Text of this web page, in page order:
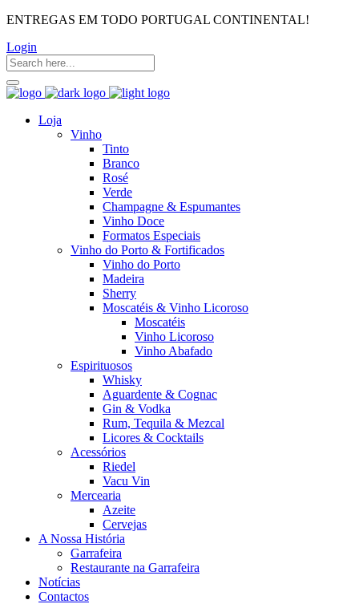
ENTREGAS EM TODO PORTUGAL CONTINENTAL!
Login
Loja
Vinho
Tinto
Branco
Rosé
Verde
Champagne & Espumantes
Vinho Doce
Formatos Especiais
Vinho do Porto & Fortificados
Vinho do Porto
Madeira
Sherry
Moscatéis & Vinho Licoroso
Moscatéis
Vinho Licoroso
Vinho Abafado
Espirituosos
Whisky
Aguardente & Cognac
Gin & Vodka
Rum, Tequila & Mezcal
Licores & Cocktails
Acessórios
Riedel
Vacu Vin
Mercearia
Azeite
Cervejas
A Nossa História
Garrafeira
Restaurante na Garrafeira
Notícias
Contactos